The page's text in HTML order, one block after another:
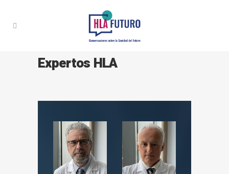
Expertos HLA